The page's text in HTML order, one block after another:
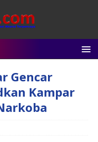
Gencar
Kampar